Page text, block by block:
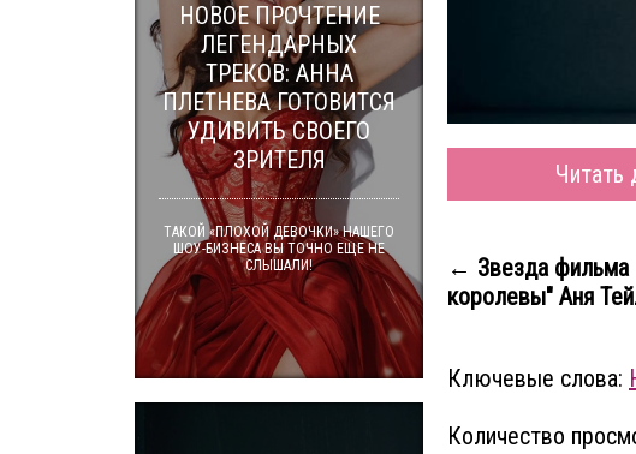
Читать
← Звезда фильма
королевы" Аня
Ключевые слова:
Количество
НОВОЕ ПРОЧТЕНИЕ
ЛЕГЕНДАРНЫХ
ТРЕКОВ: АННА
ПЛЕТНЕВА ГОТОВИТСЯ
УДИВИТЬ СВОЕГО
ЗРИТЕЛЯ
ТАКОЙ «ПЛОХОЙ ДЕВОЧКИ» НАШЕГО
ШОУ-БИЗНЕСА ВЫ ТОЧНО ЕЩЕ НЕ
СЛЫШАЛИ!